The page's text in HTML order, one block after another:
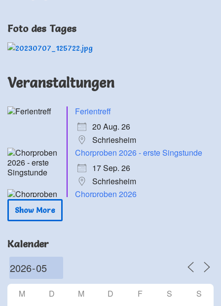
Foto des Tages
Veranstaltungen
Ferientreff
20 Aug. 26
Schriesheim
Chorproben 2026 - erste Singstunde
17 Sep. 26
Schriesheim
Chorproben 2026
8 Okt. 26
Show More
Kalender
M D M D F S S